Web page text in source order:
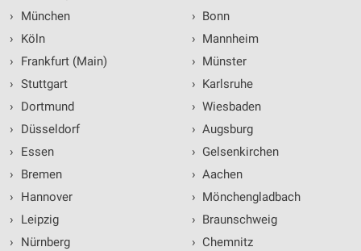
›
München
›
Köln
›
Frankfurt (Main)
› Stuttgart
›
Dortmund
›
Düsseldorf
›
Essen
›
Bremen
›
Hannover
›
Leipzig
›
Nürnberg
› Bonn
› Mannheim
› Münster
› Karlsruhe
› Wiesbaden
› Augsburg
› Gelsenkirchen
› Aachen
› Mönchengladbach
› Braunschweig
› Chemnitz